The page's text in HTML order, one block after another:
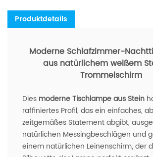
Produktdetails
Moderne Schlafzimmer-
aus natürlichem weißem
Trommelschirm
Dies moderne Tischlampe aus Stein
raffiniertes Profil, das ein einfaches,
zeitgemäßes Statement abgibt,
natürlichen Messingbeschlägen und
einem natürlichen Leinenschirm, der